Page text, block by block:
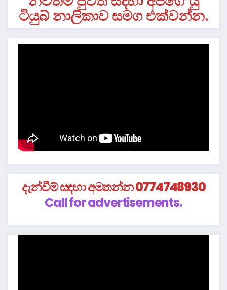
ටියුබ් නාලිකාව සමග එක්වන්න.
දැන්වීම් සඳහා අමතන්න 0774748930
Call for advertisements.